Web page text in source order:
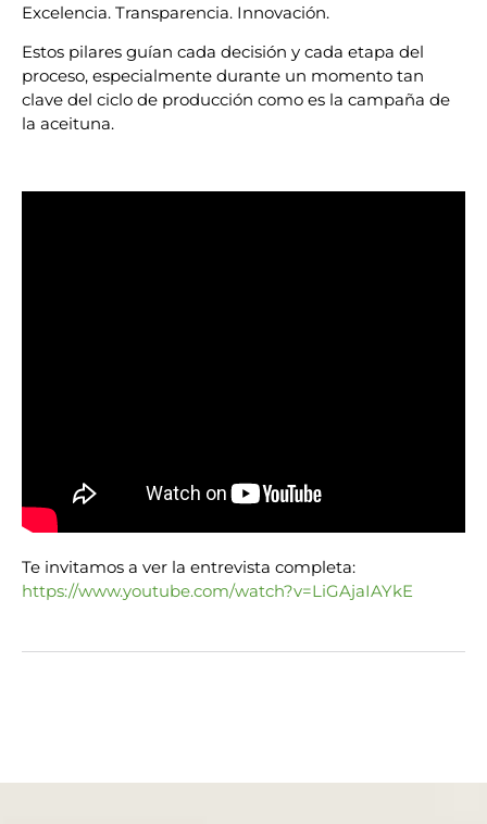
Excelencia. Transparencia. Innovación.
Estos pilares guían cada decisión y cada etapa del
proceso, especialmente durante un momento tan
clave del ciclo de producción como es la campaña de
la aceituna.
Te invitamos a ver la entrevista completa:
https://www.youtube.com/watch?v=LiGAjaIAYkE